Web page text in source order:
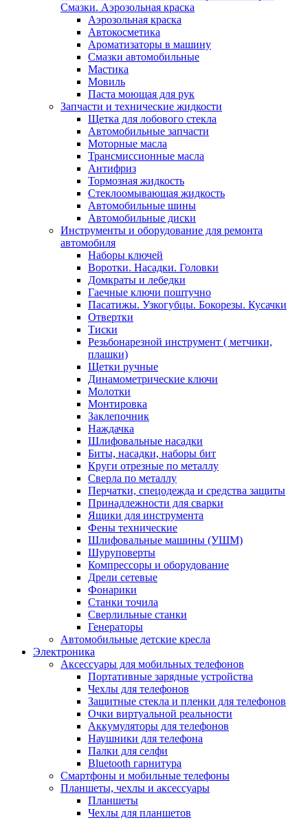
Смазки. Аэрозольная краска
Аэрозольная краска
Автокосметика
Ароматизаторы в машину
Смазки автомобильные
Мастика
Мовиль
Паста моющая для рук
Запчасти и технические жидкости
Щетка для лобового стекла
Автомобильные запчасти
Моторные масла
Трансмиссионные масла
Антифриз
Тормозная жидкость
Стеклоомывающая жидкость
Автомобильные шины
Автомобильные диски
Инструменты и оборудование для ремонта
автомобиля
Наборы ключей
Воротки. Насадки. Головки
Домкраты и лебедки
Гаечные ключи поштучно
Пасатижы. Узкогубцы. Бокорезы. Кусачки
Отвертки
Тиски
Резьбонарезной инструмент ( метчики,
плашки)
Щетки ручные
Динамометрические ключи
Молотки
Монтировка
Заклепочник
Наждачка
Шлифовальные насадки
Биты, насадки, наборы бит
Круги отрезные по металлу
Сверла по металлу
Перчатки, спецодежда и средства защиты
Принадлежности для сварки
Ящики для инструмента
Фены технические
Шлифовальные машины (УШМ)
Шуруповерты
Компрессоры и оборудование
Дрели сетевые
Фонарики
Станки точила
Сверлильные станки
Генераторы
Автомобильные детские кресла
Электроника
Аксессуары для мобильных телефонов
Портативные зарядные устройства
Чехлы для телефонов
Защитные стекла и пленки для телефонов
Очки виртуальной реальности
Аккумуляторы для телефонов
Наушники для телефона
Палки для селфи
Bluetooth гарнитура
Смартфоны и мобильные телефоны
Планшеты, чехлы и аксессуары
Планшеты
Чехлы для планшетов